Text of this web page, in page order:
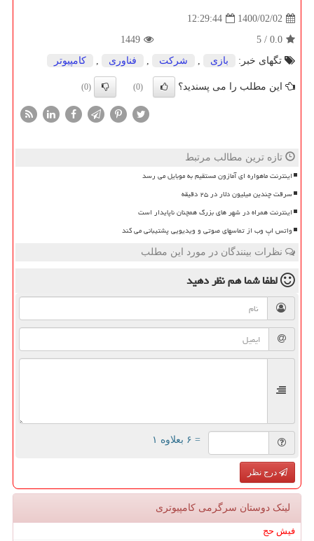
1400/02/02
12:29:44
0.0
/
5
1449
تگهای خبر:
بازی , شركت , فناوری , كامپیوتر
این مطلب را می پسندید؟ (0)
(0)
تازه ترین مطالب مرتبط
اینترنت ماهواره ای آمازون مستقیم به موبایل می رسد
سرقت چندین میلیون دلار در ۲۵ دقیقه
اینترنت همراه در شهر های بزرگ همچنان ناپایدار است
واتس اپ وب از تماسهای صوتی و ویدیویی پشتیبانی می کند
نظرات بینندگان در مورد این مطلب
لطفا شما همنظر دهید
= ۶ بعلاوه ۱
درج نظر
لینک دوستان سرگرمی كامپیوتری
فیش حج